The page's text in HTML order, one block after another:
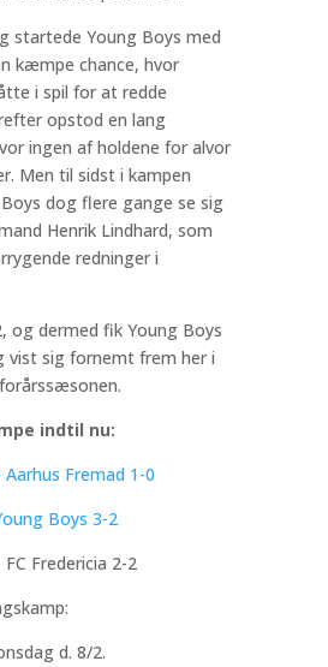
startede Young Boys med
kæmpe chance, hvor
i spil for at redde
opstod en lang
ingen af holdene for alvor
Men til sidst i kampen
dog flere gange se sig
Henrik Lindhard, som
redninger i
og dermed fik Young Boys
vist sig fornemt frem her i
indtil nu:
Fremad 1-0
Boys 3-2
Fredericia 2-2
d. 8/2.